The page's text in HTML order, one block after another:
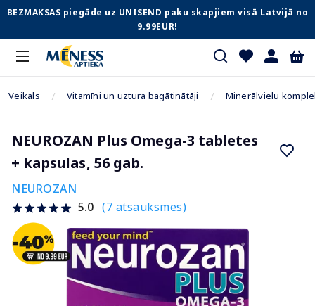
BEZMAKSAS piegāde uz UNISEND paku skapjiem visā Latvijā no
9.99EUR!
Veikals Vitamīni un uztura bagātinātāji Minerālvielu
NEUROZAN Plus Omega-3 tabletes
+ kapsulas, 56 gab.
NEUROZAN
5.0 (7 atsauksmes)